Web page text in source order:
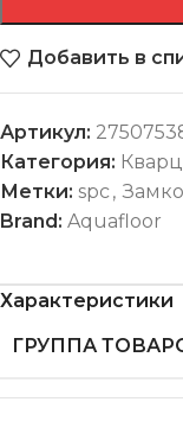
Добавить в
Артикул:
Категория:
Метки: spc,
Brand: Aquafloor
Характеристики
ГРУППА